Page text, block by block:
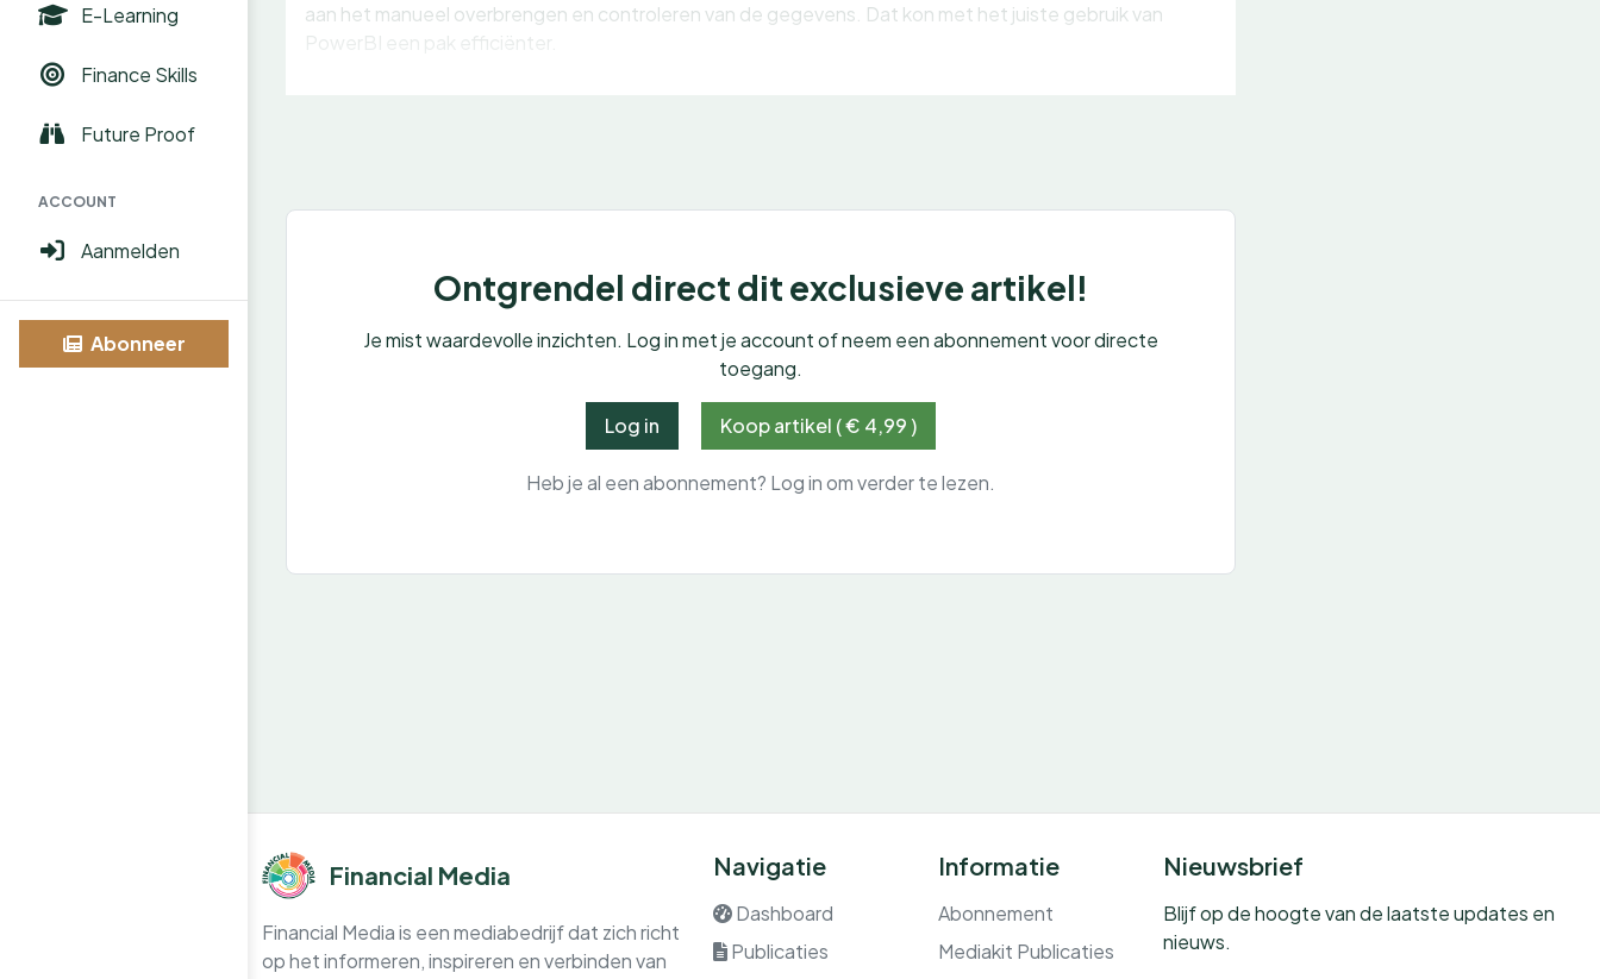
E-Learning
Finance Skills
Future Proof
ACCOUNT
Aanmelden
Abonneer
aan het manueel overbrengen en controleren van de gegevens. Dat kon met het juiste gebruik van
PowerBI een pak efficiënter.
Ontgrendel direct dit exclusieve artikel!
Je mist waardevolle inzichten. Log in met je account of neem een abonnement voor directe
toegang.
Log in Koop artikel ( € 4,99 )
Heb je al een abonnement? Log in om verder te lezen.
Financial Media
Financial Media is een mediabedrijf dat zich richt
op het informeren, inspireren en verbinden van
Navigatie
Dashboard
Publicaties
Informatie
Abonnement
Mediakit Publicaties
Nieuwsbrief
Blijf op de hoogte van de laatste updates en
nieuws.